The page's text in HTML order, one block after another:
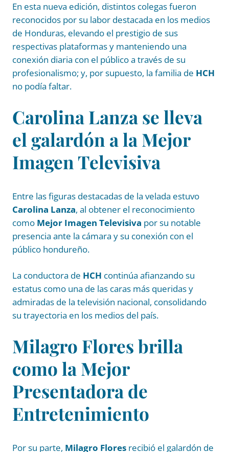
En esta nueva edición, distintos colegas fueron
reconocidos por su labor destacada en los medios
de Honduras, elevando el prestigio de sus
respectivas plataformas y manteniendo una
conexión diaria con el público a través de su
profesionalismo; y, por supuesto, la familia de HCH
no podía faltar.
Carolina Lanza se lleva
el galardón a la Mejor
Imagen Televisiva
Entre las figuras destacadas de la velada estuvo
Carolina Lanza, al obtener el reconocimiento
como Mejor Imagen Televisiva por su notable
presencia ante la cámara y su conexión con el
público hondureño.
La conductora de HCH continúa afianzando su
estatus como una de las caras más queridas y
admiradas de la televisión nacional, consolidando
su trayectoria en los medios del país.
Milagro Flores brilla
como la Mejor
Presentadora de
Entretenimiento
Por su parte, Milagro Flores recibió el galardón de